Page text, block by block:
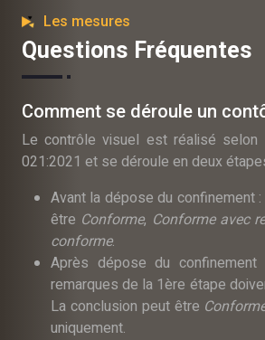
Les mesures
Questions Fréquentes
Comment se déroule un
Le contrôle visuel est réalisé selon
021:2021 et se déroule en deux
Avant la dépose du confinement
être Conforme, Conforme avec
conforme.
Après dépose du
remarques de la 1ère étape
La conclusion peut être
uniquement.